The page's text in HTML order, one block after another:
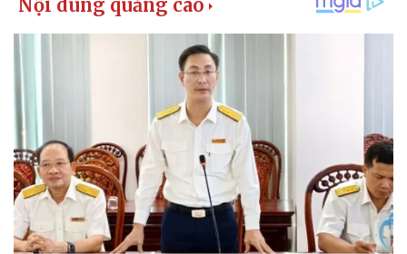
Pháp luật
Quân sự - Quốc phòng